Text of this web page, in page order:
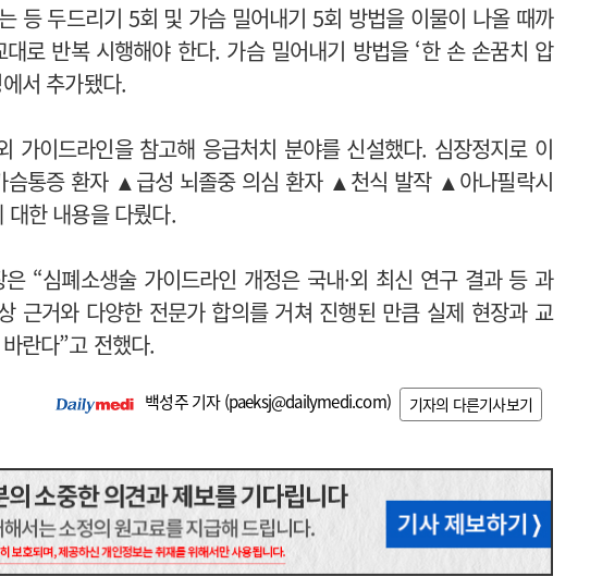
등 두드리기 5회 및 가슴 밀어내기 5회 방법을 이물이 나올 때까
로 반복 시행해야 한다. 가슴 밀어내기 방법을 ‘한 손 손꿈치 압
서 추가됐다.
가이드라인을 참고해 응급처치 분야를 신설했다. 심장정지로 이
통증 환자 ▲급성 뇌졸중 의심 환자 ▲천식 발작 ▲아나필락시
한 내용을 다뤘다.
“심폐소생술 가이드라인 개정은 국내·외 최신 연구 결과 등 과
근거와 다양한 전문가 합의를 거쳐 진행된 만큼 실제 현장과 교
란다”고 전했다.
백성주 기자 (paeksj@dailymedi.com) 기자의 다른기사보기